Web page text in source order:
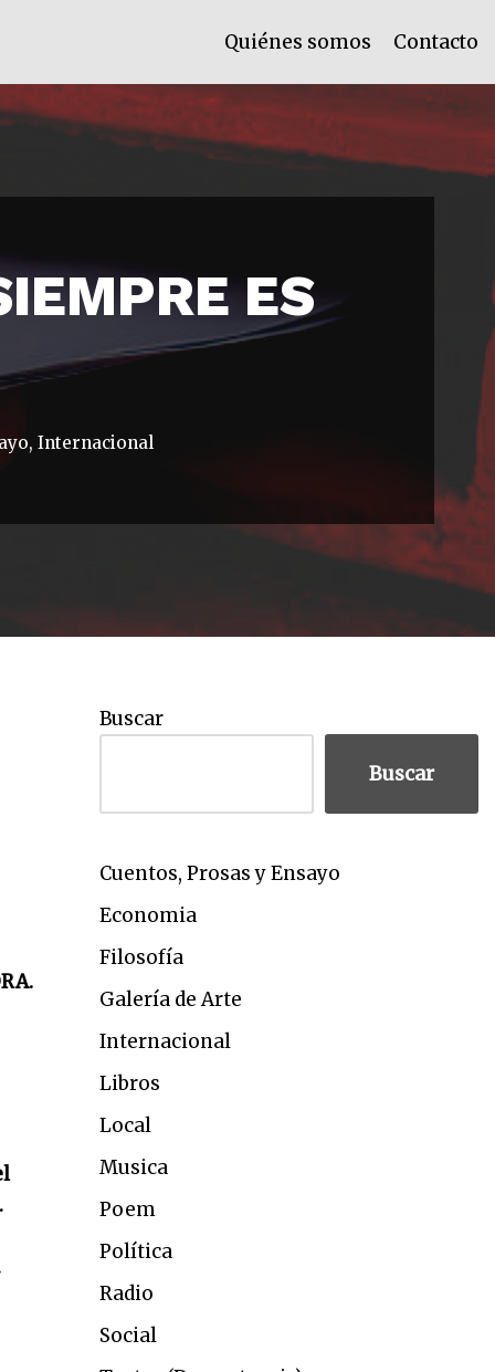
Quiénes somos Contacto
ES
, Internacional
Buscar
Buscar
Cuentos, Prosas y Ensayo
Economia
Filosofía
Galería de Arte
Internacional
Libros
Local
Musica
Poem
Política
Radio
Social